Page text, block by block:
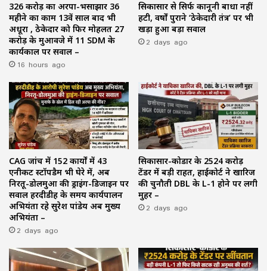
₹326 करोड़ का अरपा-भैंसाझार 36
महीने का काम 13वें साल बाद भी
अधूरा , ठेकेदार को फिर मोहलत ₹27
करोड़ के मुआवजे में 11 SDM के
कार्यकाल पर सवाल –
16 hours ago
सिकासार से सिर्फ कानूनी बाधा नहीं
हटी, वर्षों पुराने ‘ठेकेदारी तंत्र’ पर भी
खड़ा हुआ बड़ा सवाल
2 days ago
CAG जांच में 152 कार्यों में 43
एनीकट स्टॉपडैम भी घेरे में, अब
निरतू-डोलमुआ की ड्राइंग-डिजाइन पर
सवाल हरदीडीह के समय कार्यपालन
अभियंता रहे सुरेश पांडेय अब मुख्य
अभियंता –
2 days ago
सिकासार-कोडार के ₹2524 करोड़
टेंडर में बड़ी राहत, हाईकोर्ट ने खारिज
की चुनौती DBL के L-1 होने पर लगी
मुहर –
2 days ago